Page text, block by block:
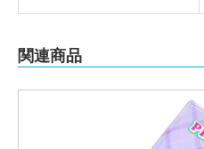
関連商品